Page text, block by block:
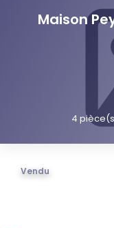
Maison
4
Vendu